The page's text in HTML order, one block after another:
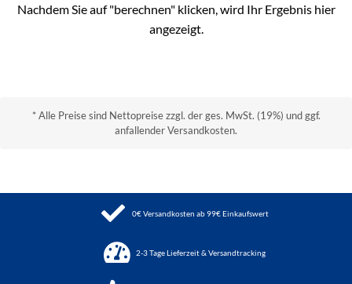
Nachdem Sie auf "berechnen" klicken, wird Ihr Ergebnis hier
angezeigt.
* Alle Preise sind Nettopreise zzgl. der ges. MwSt. (19%) und ggf.
anfallender Versandkosten.
0€ Versandkosten ab 99€ Einkaufswert
2-3 Tage Lieferzeit & Versandtracking